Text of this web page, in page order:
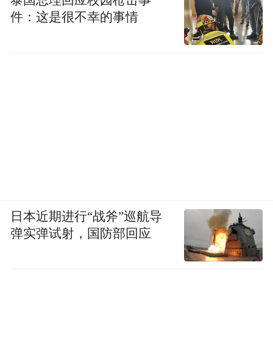
件：这是很不幸的事情
日本近期进行“战斧”巡航导
弹实弹试射，国防部回应